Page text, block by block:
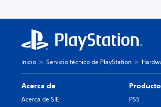
Inicio Servicio técnico de PlayStation
Acerca de
Acerca de SIE
PS5